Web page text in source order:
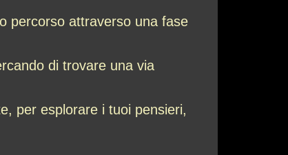
percorso attraverso una fase
di trovare una via
per esplorare i tuoi pensieri,